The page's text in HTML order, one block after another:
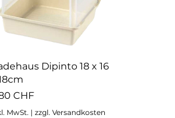
Schnellansicht
Dipinto 18 x 16
CHF
MwSt. | zzgl. Versandkosten